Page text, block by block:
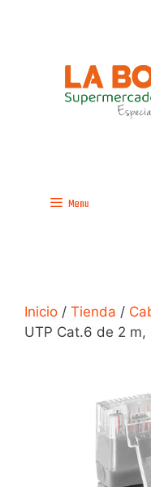
Menu
Inicio / Tienda /
UTP Cat.6 de 2